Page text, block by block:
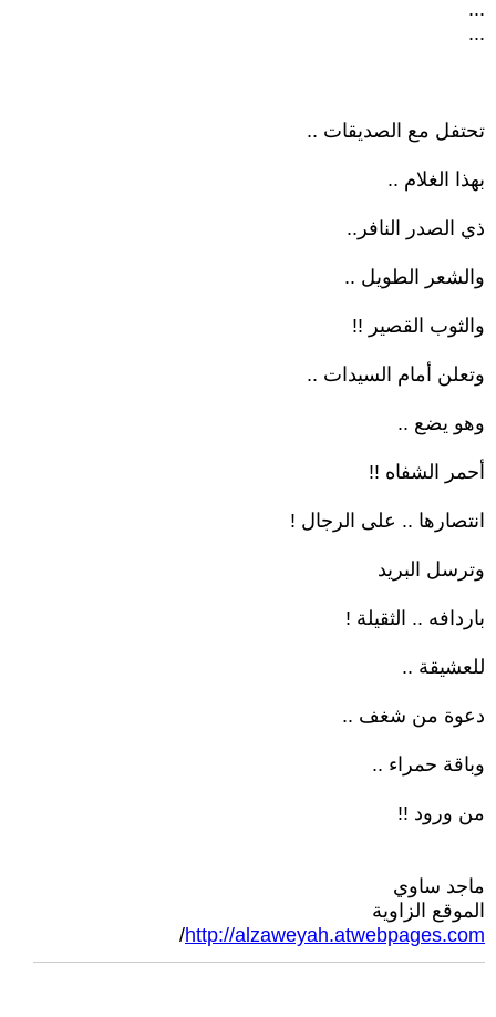
...
...
تحتفل مع الصديقات ..
بهذا الغلام ..
ذي الصدر النافر..
والشعر الطويل ..
والثوب القصير !!
وتعلن أمام السيدات ..
وهو يضع ..
أحمر الشفاه !!
انتصارها .. على الرجال !
وترسل البريد
باردافه .. الثقيلة !
للعشيقة ..
دعوة من شغف ..
وباقة حمراء ..
من ورود !!
ماجد ساوي
الموقع الزاوية
http://alzaweyah.atwebpages.com
/